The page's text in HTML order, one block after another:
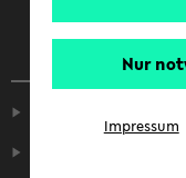
Nur
Impressum